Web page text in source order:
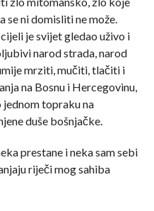
se ni domisliti ne može.
je svijet gledao uživo i
narod strada, narod
mrziti, mučiti, tlačiti i
na Bosnu i Hercegovinu,
topraku na
duše bošnjačke.
prestane i neka sam sebi
riječi mog sahiba